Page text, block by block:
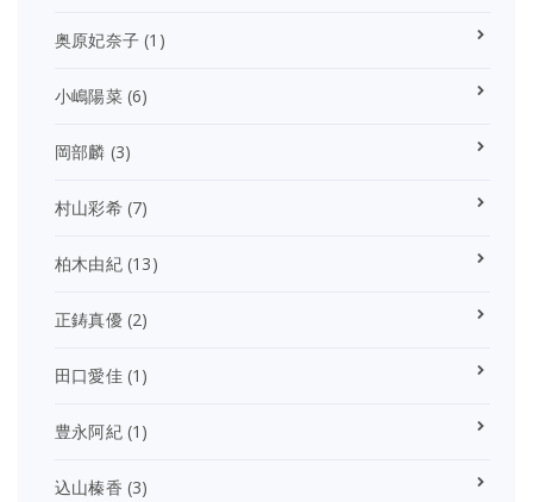
奥原妃奈子 (1)
小嶋陽菜(6)
岡部麟 (3)
村山彩希(7)
柏木由紀(13)
正鋳真優(2)
田口愛佳(1)
豊永阿紀(1)
込山榛香 (3)